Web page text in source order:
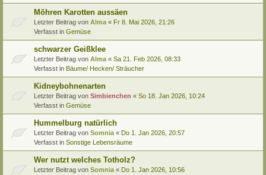
Möhren Karotten aussäen
Letzter Beitrag von Alma « Fr 8. Mai 2026, 21:26
Verfasst in Gemüse
schwarzer Geißklee
Letzter Beitrag von Alma « Sa 21. Feb 2026, 08:33
Verfasst in Bäume/ Hecken/ Sträucher
Kidneybohnenarten
Letzter Beitrag von Simbienchen « So 18. Jan 2026, 10:24
Verfasst in Gemüse
Hummelburg natürlich
Letzter Beitrag von Somnia « Do 1. Jan 2026, 20:57
Verfasst in Sonstige Lebensräume
Wer nutzt welches Totholz?
Letzter Beitrag von Somnia « Do 1. Jan 2026, 10:56